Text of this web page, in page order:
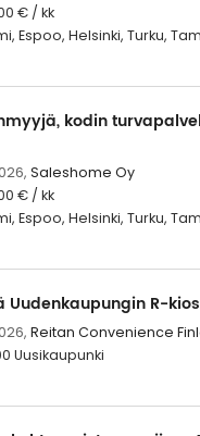
€ / kk
Espoo, Helsinki, Turku,
kodin
Saleshome Oy
€ / kk
Espoo, Helsinki, Turku,
Uudenkaupungin R-
Reitan Convenience
Uusikaupunki